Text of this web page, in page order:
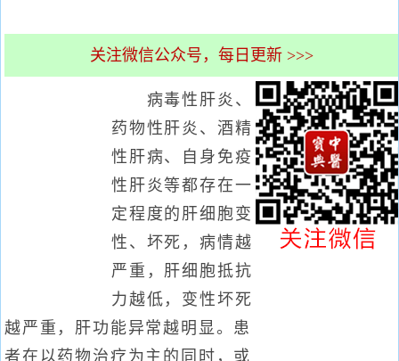
关注微信公众号，每日更新 >>>
病毒性肝炎、
药物性肝炎、酒精
性肝病、自身免疫
性肝炎等都存在一
定程度的肝细胞变
性、坏死，病情越
严重，肝细胞抵抗
力越低，变性坏死
越严重，肝功能异常越明显。患
者在以药物治疗为主的同时，或